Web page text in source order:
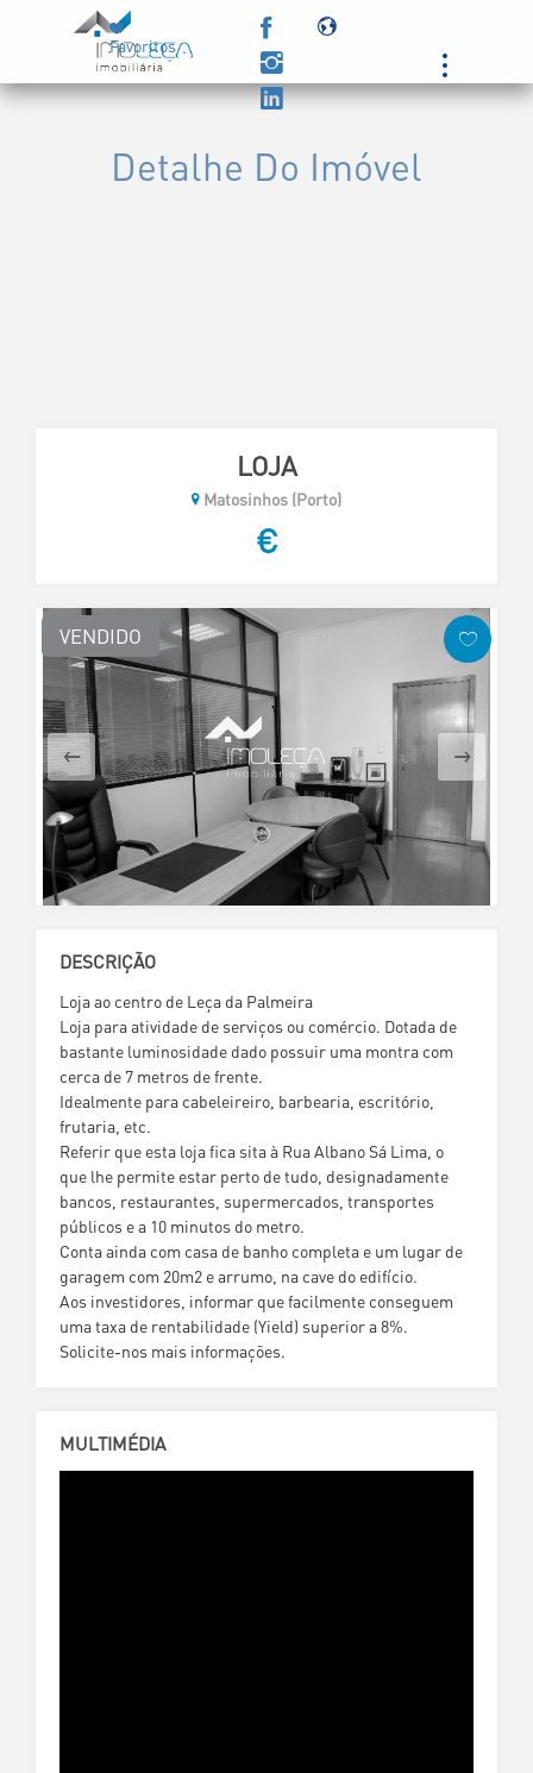
Favoritos
Detalhe Do Imóvel
LOJA
Matosinhos (Porto)
€
VENDIDO
DESCRIÇÃO
Loja ao centro de Leça da Palmeira
Loja para atividade de serviços ou comércio. Dotada de
bastante luminosidade dado possuir uma montra com
cerca de 7 metros de frente.
Idealmente para cabeleireiro, barbearia, escritório,
frutaria, etc.
Referir que esta loja fica sita à Rua Albano Sá Lima, o
que lhe permite estar perto de tudo, designadamente
bancos, restaurantes, supermercados, transportes
públicos e a 10 minutos do metro.
Conta ainda com casa de banho completa e um lugar de
garagem com 20m2 e arrumo, na cave do edifício.
Aos investidores, informar que facilmente conseguem
uma taxa de rentabilidade (Yield) superior a 8%.
Solicite-nos mais informações.
MULTIMÉDIA